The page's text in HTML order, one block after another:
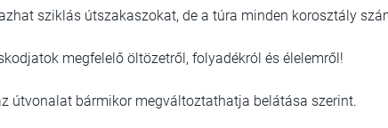
sziklás útszakaszokat, de a túra minden korosztály
megfelelő öltözetről, folyadékról és élelemről!
útvonalat bármikor megváltoztathatja belátása szerint.